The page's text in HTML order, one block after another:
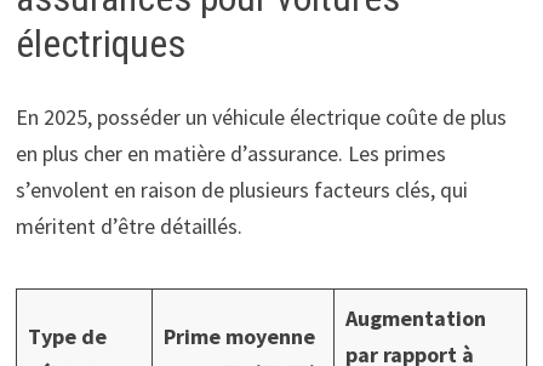
électriques
En 2025, posséder un véhicule électrique coûte de plus
en plus cher en matière d’assurance. Les primes
s’envolent en raison de plusieurs facteurs clés, qui
méritent d’être détaillés.
Type de
Prime moyenne
Augmentation
par rapport à